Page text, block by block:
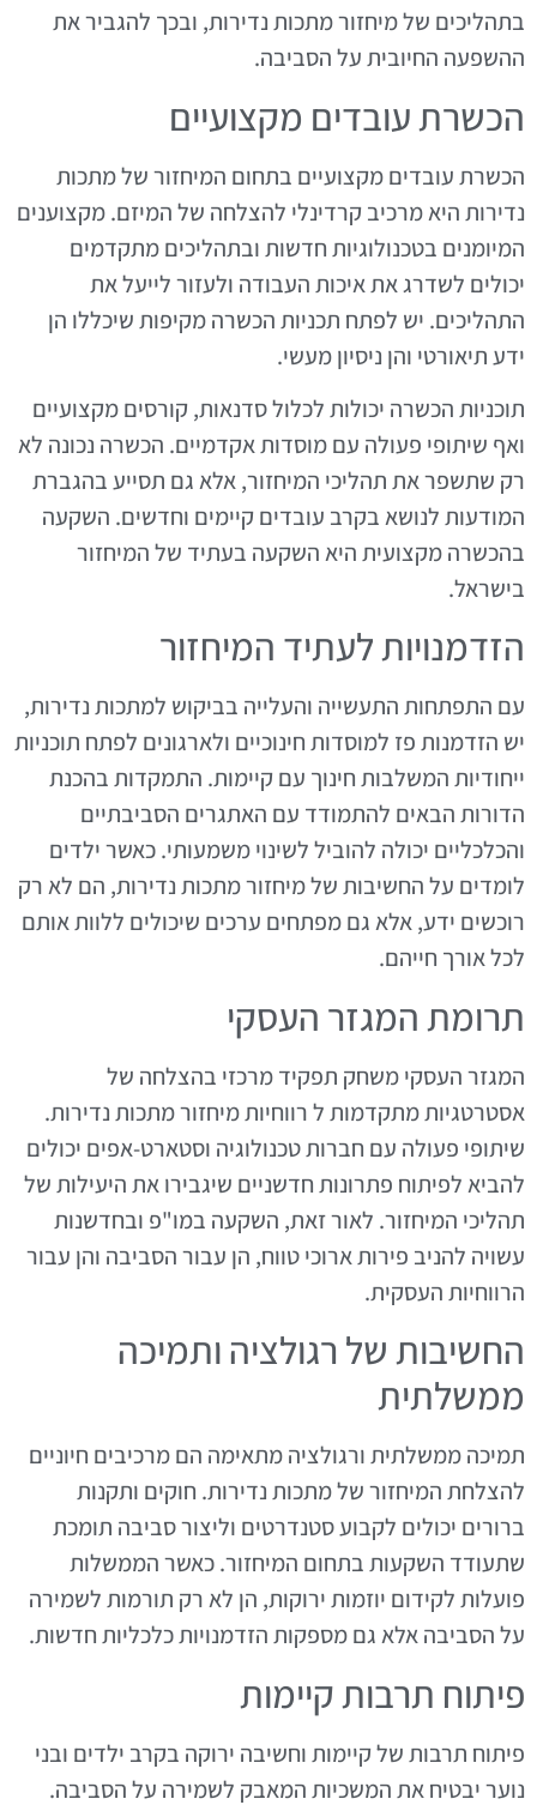
בתהליכים של מיחזור מתכות נדירות, ובכך להגביר את
ההשפעה החיובית על הסביבה.
הכשרת עובדים מקצועיים
הכשרת עובדים מקצועיים בתחום המיחזור של מתכות
נדירות היא מרכיב קרדינלי להצלחה של המיזם. מקצוענים
המיומנים בטכנולוגיות חדשות ובתהליכים מתקדמים
יכולים לשדרג את איכות העבודה ולעזור לייעל את
התהליכים. יש לפתח תכניות הכשרה מקיפות שיכללו הן
ידע תיאורטי והן ניסיון מעשי.
תוכניות הכשרה יכולות לכלול סדנאות, קורסים מקצועיים
ואף שיתופי פעולה עם מוסדות אקדמיים. הכשרה נכונה לא
רק שתשפר את תהליכי המיחזור, אלא גם תסייע בהגברת
המודעות לנושא בקרב עובדים קיימים וחדשים. השקעה
בהכשרה מקצועית היא השקעה בעתיד של המיחזור
בישראל.
הזדמנויות לעתיד המיחזור
עם התפתחות התעשייה והעלייה בביקוש למתכות נדירות,
יש הזדמנות פז למוסדות חינוכיים ולארגונים לפתח תוכניות
ייחודיות המשלבות חינוך עם קיימות. התמקדות בהכנת
הדורות הבאים להתמודד עם האתגרים הסביבתיים
והכלכליים יכולה להוביל לשינוי משמעותי. כאשר ילדים
לומדים על החשיבות של מיחזור מתכות נדירות, הם לא רק
רוכשים ידע, אלא גם מפתחים ערכים שיכולים ללוות אותם
לכל אורך חייהם.
תרומת המגזר העסקי
המגזר העסקי משחק תפקיד מרכזי בהצלחה של
אסטרטגיות מתקדמות ל רווחיות מיחזור מתכות נדירות.
שיתופי פעולה עם חברות טכנולוגיה וסטארט-אפים יכולים
להביא לפיתוח פתרונות חדשניים שיגבירו את היעילות של
תהליכי המיחזור. לאור זאת, השקעה במו"פ ובחדשנות
עשויה להניב פירות ארוכי טווח, הן עבור הסביבה והן עבור
הרווחיות העסקית.
החשיבות של רגולציה ותמיכה
ממשלתית
תמיכה ממשלתית ורגולציה מתאימה הם מרכיבים חיוניים
להצלחת המיחזור של מתכות נדירות. חוקים ותקנות
ברורים יכולים לקבוע סטנדרטים וליצור סביבה תומכת
שתעודד השקעות בתחום המיחזור. כאשר הממשלות
פועלות לקידום יוזמות ירוקות, הן לא רק תורמות לשמירה
על הסביבה אלא גם מספקות הזדמנויות כלכליות חדשות.
פיתוח תרבות קיימות
פיתוח תרבות של קיימות וחשיבה ירוקה בקרב ילדים ובני
נוער יבטיח את המשכיות המאבק לשמירה על הסביבה.